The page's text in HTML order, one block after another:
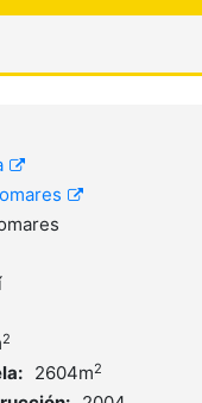
2
2604m2